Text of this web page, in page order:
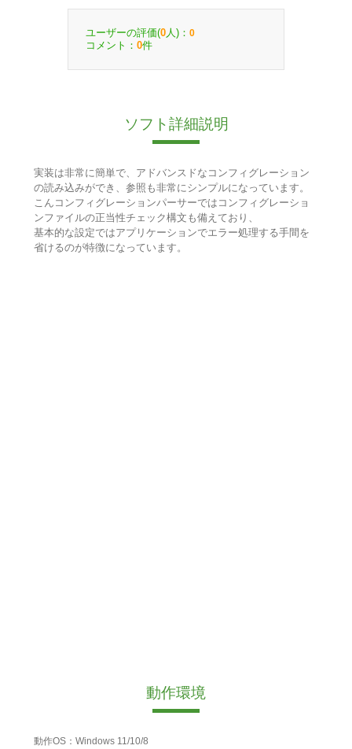
ユーザーの評価(0 人)： 0
コメント： 0件
ソフト詳細説明
実装は非常に簡単で、アドバンスドなコンフィグレーション
の読み込みができ、参照も非常にシンプルになっています。
こんコンフィグレーションパーサーではコンフィグレーショ
ンファイルの正当性チェック構文も備えており、
基本的な設定ではアプリケーションでエラー処理する手間を
省けるのが特徴になっています。
動作環境
動作OS：Windows 11/10/8